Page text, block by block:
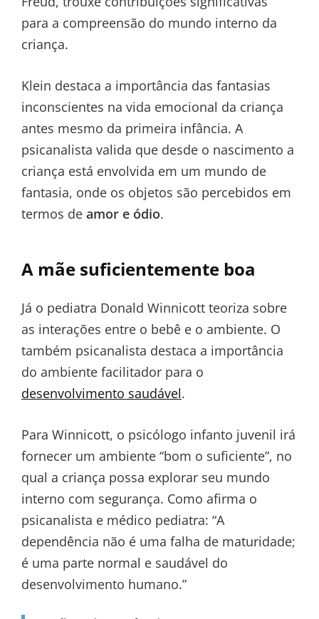
para a compreensão do mundo interno da
criança.
Klein destaca a importância das fantasias
inconscientes na vida emocional da criança
antes mesmo da primeira infância. A
psicanalista valida que desde o nascimento a
criança está envolvida em um mundo de
fantasia, onde os objetos são percebidos em
termos de amor e ódio.
A mãe suficientemente boa
Já o pediatra Donald Winnicott teoriza sobre
as interações entre o bebê e o ambiente. O
também psicanalista destaca a importância
do ambiente facilitador para o
desenvolvimento saudável.
Para Winnicott, o psicólogo infanto juvenil irá
fornecer um ambiente “bom o suficiente”, no
qual a criança possa explorar seu mundo
interno com segurança. Como afirma o
psicanalista e médico pediatra: “A
dependência não é uma falha de maturidade;
é uma parte normal e saudável do
desenvolvimento humano.”